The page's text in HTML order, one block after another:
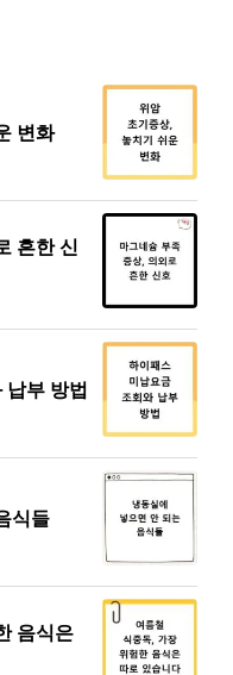
변화
흔한 신
부 방법
식들
음식은